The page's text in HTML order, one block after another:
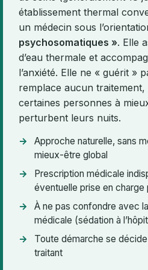
établissement thermal
un médecin sous
psychosomatiques ». Elle
d’eau thermale et
l’anxiété. Elle ne « guérit »
remplace aucun traitement,
certaines personnes à
perturbent leurs nuits.
Approche naturelle, sans
mieux-être global
Prescription médicale
éventuelle prise en charge
À ne pas confondre avec
médicale (sédation à
Toute démarche se
traitant